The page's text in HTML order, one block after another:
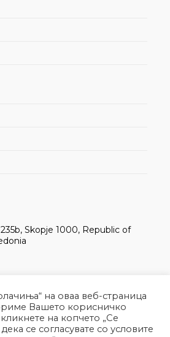
Skopje 1000, Republic of
Opens
in
your
на оваа веб-страница
Вашето корисничко
на копчето „Се
се согласувате со условите